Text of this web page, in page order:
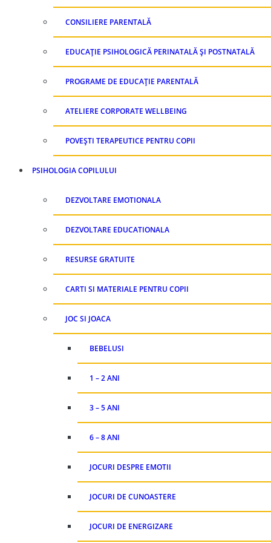
CONSILIERE PARENTALĂ
EDUCAȚIE PSIHOLOGICĂ PERINATALĂ ȘI POSTNATALĂ
PROGRAME DE EDUCAȚIE PARENTALĂ
ATELIERE CORPORATE WELLBEING
POVEȘTI TERAPEUTICE PENTRU COPII
PSIHOLOGIA COPILULUI
DEZVOLTARE EMOTIONALA
DEZVOLTARE EDUCATIONALA
RESURSE GRATUITE
CARTI SI MATERIALE PENTRU COPII
JOC SI JOACA
BEBELUSI
1 – 2 ANI
3 – 5 ANI
6 – 8 ANI
JOCURI DESPRE EMOTII
JOCURI DE CUNOASTERE
JOCURI DE ENERGIZARE